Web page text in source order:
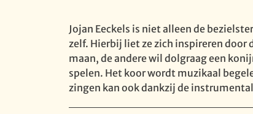
Jojan Eeckels is niet alleen de
zelf. Hierbij liet ze zich inspireren door
maan, de andere wil dolgraag een
spelen. Het koor wordt muzikaal
zingen kan ook dankzij de